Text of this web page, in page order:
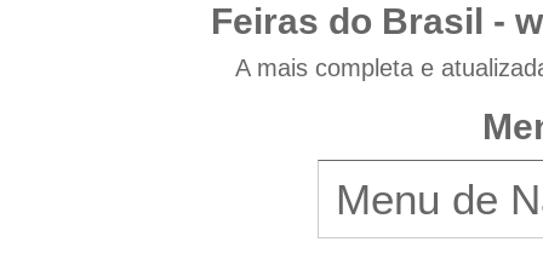
Feiras do Brasil -
A mais completa e